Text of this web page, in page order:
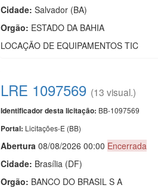
Cidade: Salvador (BA)
Orgão: ESTADO DA BAHIA
LOCAÇÃO DE EQUIPAMENTOS TIC
LRE 1097569 (13 visual.)
Identificador desta licitação: BB-1097569
Portal: Licitações-E (BB)
Abertura 08/08/2026 00:00 Encerrada
Cidade: Brasília (DF)
Orgão: BANCO DO BRASIL S A